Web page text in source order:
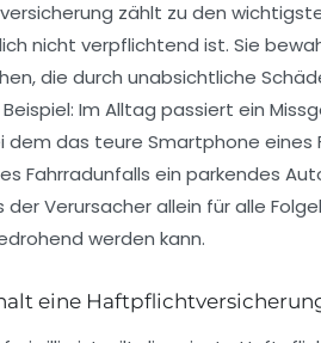
zählt zu den
nicht verpflichtend ist. Sie
die durch unabsichtliche
Im Alltag passiert ein
dem das teure Smartphone
Fahrradunfalls ein parkendes
Verursacher allein für alle
werden kann.
eine